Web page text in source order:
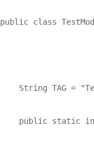
public class
String TAG =
public static